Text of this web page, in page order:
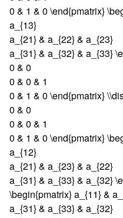
0 & 1 & 0 \end{pmatrix}
a_{13}
a_{21} & a_{22} & a_{23}
a_{31} & a_{32} & a_{33}
0 & 0
0 & 0 & 1
0 & 1 & 0 \end{pmatrix}
0 & 0
0 & 0 & 1
0 & 1 & 0 \end{pmatrix}
a_{12}
a_{21} & a_{23} & a_{22}
a_{31} & a_{33} & a_{32}
\begin{pmatrix} a_{11} &
a_{31} & a_{33} & a_{32}